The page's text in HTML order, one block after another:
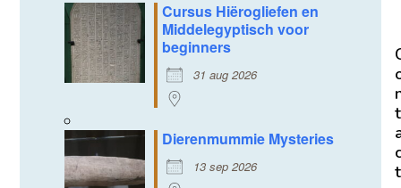
Cursus Hiërogliefen en
Middelegyptisch voor
beginners
31 aug 2026
Dierenmummie Mysteries
13 sep 2026
t
t